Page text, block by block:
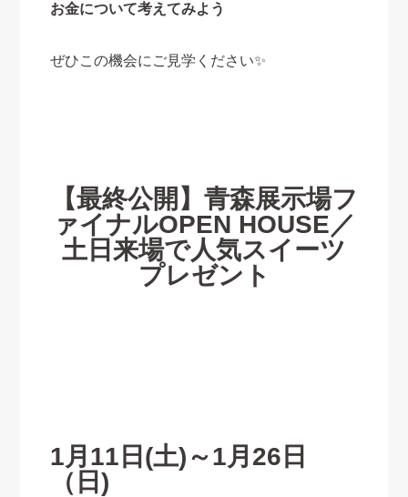
お金について考えてみよう
ぜひこの機会にご見学ください✨
【最終公開】青森展示場フ
ァイナルOPEN HOUSE／
土日来場で人気スイーツ
プレゼント
1月11日 (土)～1月26 日
（日 )